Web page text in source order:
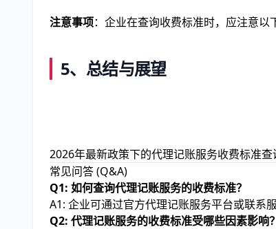
注意事项：企业在查询收费标准时，应注意以
5、总结与展望
2026年最新政策下的代理记账服务收费标准
常见问答 (Q&A)
Q1: 如何查询代理记账服务的收费标准？
A1: 企业可通过官方代理记账服务平台或联系
Q2: 代理记账服务的收费标准受哪些因素影响？